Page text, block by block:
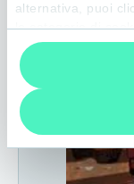
alternativa, puoi
le categorie di
“X” le
quindi la
strumenti di
ulteriori